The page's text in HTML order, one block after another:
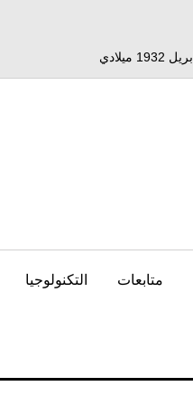
متابعات التكنولوجيا